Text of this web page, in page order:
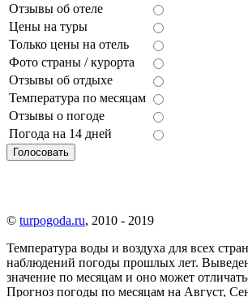
Отзывы об отеле
Цены на туры
Только цены на отель
Фото страны / курорта
Отзывы об отдыхе
Температура по месяцам
Отзывы о погоде
Погода на 14 дней
© turpogoda.ru, 2010 - 2019
Температура воды и воздуха для всех
наблюдений погоды прошлых лет.
значение по месяцам и оно может
Прогноз погоды по месяцам на Август,